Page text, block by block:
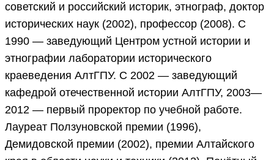
советский и российский историк, этнограф, доктор
исторических наук (2002), профессор (2008). С
1990 — заведующий Центром устной истории и
этнографии лаборатории исторического
краеведения АлтГПУ. С 2002 — заведующий
кафедрой отечественной истории АлтГПУ, 2003—
2012 — первый проректор по учебной работе.
Лауреат Ползуновской премии (1996),
Демидовской премии (2002), премии Алтайского